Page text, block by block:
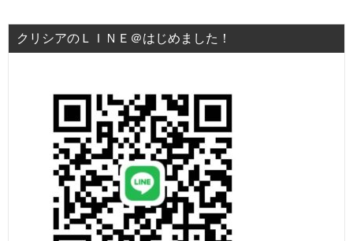
クリシアのＬＩＮＥ＠はじめました！